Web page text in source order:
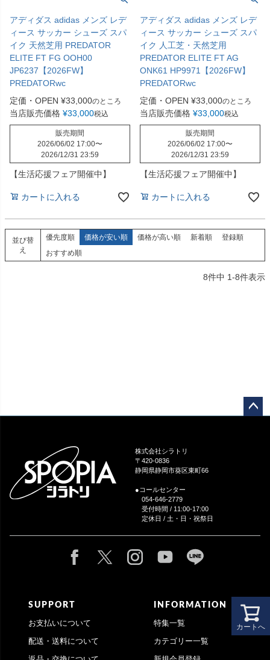
アディダス adidas メンズ レデ
ィース サッカー シューズ スパ
イク 天然芝用 PREDATOR
ELITE FT FG OOH00
JP6237【2026FW】
PREDATORwc
定価・OPEN ¥33,000のところ
当店販売価格 ¥33,000税込
販売期間
2026/06/02 17:00〜
2026/12/31 23:59
【生活応援フェア開催中】
カートに入れる
アディダス adidas メンズ レデ
ィース サッカー シューズ スパ
イク 人工芝・天然芝用
PREDATOR ELITE FT AG
ONK61 HP9971【2026FW】
PREDATORwc
定価・OPEN ¥33,000のところ
当店販売価格 ¥33,000税込
販売期間
2026/06/02 17:00〜
2026/12/31 23:59
【生活応援フェア開催中】
カートに入れる
並び替
え
優先度順 価格が安い順 価格が高い順 新着順
登録順
おすすめ順
8件中 1-8件表示
カートへ
株式会社シラトリ
〒420-0836
静岡県静岡市葵区東町66
●コールセンター
054-646-2779
受付時間 / 11:00-17:00
定休日 / 土・日・祝祭日
SUPPORT
お支払いについて
配送・送料について
INFORMATION
特集一覧
カテゴリー一覧